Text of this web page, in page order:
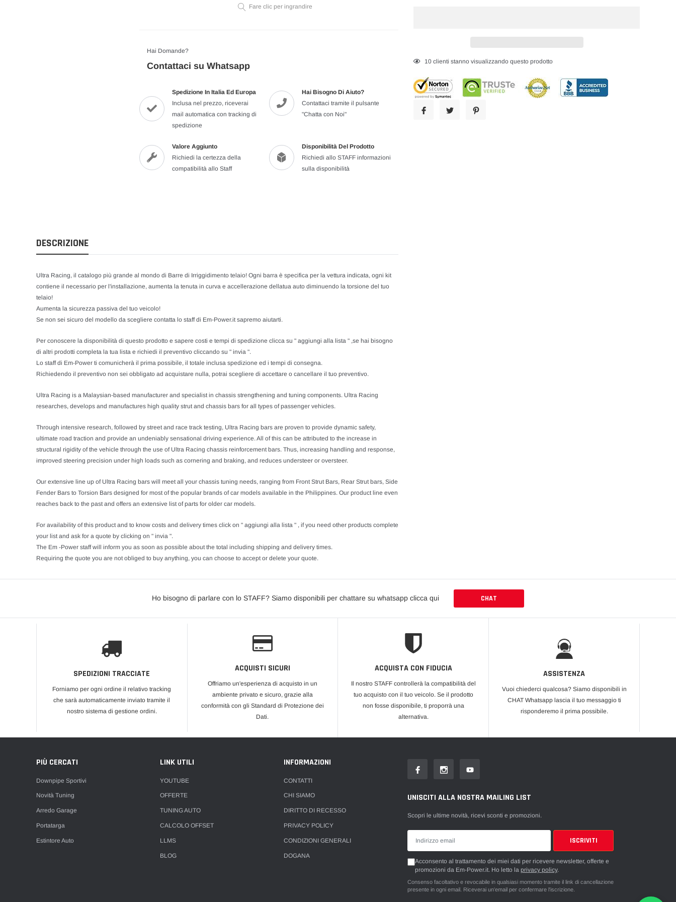
Fare clic per ingrandire
Hai Domande?
Contattaci su Whatsapp
Spedizione In Italia Ed Europa
Inclusa nel prezzo, riceverai
mail automatica con tracking di
spedizione
Hai Bisogno Di Aiuto?
Contattaci tramite il pulsante
"Chatta con Noi"
Valore Aggiunto
Richiedi la certezza della
compatibilità allo Staff
Disponibilità Del Prodotto
Richiedi allo STAFF informazioni
sulla disponibilità
Inserimento
prodotto
nel
35 clienti stanno visualizzando questo prodotto
DESCRIZIONE
Ultra Racing, il catalogo più grande al mondo di Barre di Irriggidimento telaio! Ogni barra è specifica per la vettura indicata, ogni kit
contiene il necessario per l'installazione, aumenta la tenuta in curva e accellerazione dellatua auto diminuendo la torsione del tuo
telaio!
Aumenta la sicurezza passiva del tuo veicolo!
Se non sei sicuro del modello da scegliere contatta lo staff di Em-Power.it sapremo aiutarti.
Per conoscere la disponibilità di questo prodotto e sapere costi e tempi di spedizione clicca su " aggiungi alla lista " ,se hai bisogno
di altri prodotti completa la tua lista e richiedi il preventivo cliccando su " invia ".
Lo staff di Em-Power ti comunicherà il prima possibile, il totale inclusa spedizione ed i tempi di consegna.
Richiedendo il preventivo non sei obbligato ad acquistare nulla, potrai scegliere di accettare o cancellare il tuo preventivo.
Ultra Racing is a Malaysian-based manufacturer and specialist in chassis strengthening and tuning components. Ultra Racing
researches, develops and manufactures high quality strut and chassis bars for all types of passenger vehicles.
Through intensive research, followed by street and race track testing, Ultra Racing bars are proven to provide dynamic safety,
ultimate road traction and provide an undeniably sensational driving experience. All of this can be attributed to the increase in
structural rigidity of the vehicle through the use of Ultra Racing chassis reinforcement bars. Thus, increasing handling and response,
improved steering precision under high loads such as cornering and braking, and reduces understeer or oversteer.
Our extensive line up of Ultra Racing bars will meet all your chassis tuning needs, ranging from Front Strut Bars, Rear Strut bars, Side
Fender Bars to Torsion Bars designed for most of the popular brands of car models available in the Philippines. Our product line even
reaches back to the past and offers an extensive list of parts for older car models.
For availability of this product and to know costs and delivery times click on " aggiungi alla lista " , if you need other products complete
your list and ask for a quote by clicking on " invia ".
The Em -Power staff will inform you as soon as possible about the total including shipping and delivery times.
Requiring the quote you are not obliged to buy anything, you can choose to accept or delete your quote.
Ho bisogno di parlare con lo STAFF? Siamo disponibili per chattare su whatsapp clicca qui CHAT
SPEDIZIONI TRACCIATE
Forniamo per ogni ordine il relativo tracking
che sarà automaticamente inviato tramite il
nostro sistema di gestione ordini.
ACQUISTI SICURI
Offriamo un'esperienza di acquisto in un
ambiente privato e sicuro, grazie alla
conformità con gli Standard di Protezione dei
Dati.
ACQUISTA CON FIDUCIA
Il nostro STAFF controllerà la compatibilità del
tuo acquisto con il tuo veicolo. Se il prodotto
non fosse disponibile, ti proporrà una
alternativa.
ASSISTENZA
Vuoi chiederci qualcosa? Siamo disponibili in
CHAT Whatsapp lascia il tuo messaggio ti
risponderemo il prima possibile.
PIÙ CERCATI
Downpipe Sportivi
Novità Tuning
Arredo Garage
Portatarga
Estintore Auto
LINK UTILI
YOUTUBE
OFFERTE
TUNING AUTO
CALCOLO OFFSET
LLMS
BLOG
INFORMAZIONI
CONTATTI
CHI SIAMO
DIRITTO DI RECESSO
PRIVACY POLICY
CONDIZIONI GENERALI
DOGANA
UNISCITI ALLA NOSTRA MAILING LIST
Scopri le ultime novità, ricevi sconti e promozioni.
Acconsento al trattamento dei miei dati per ricevere newsletter, offerte e
promozioni da Em-Power.it. Ho letto la privacy policy.
Consenso facoltativo e revocabile in qualsiasi momento tramite il link di cancellazione
presente in ogni email. Riceverai un'email per confermare l'iscrizione.